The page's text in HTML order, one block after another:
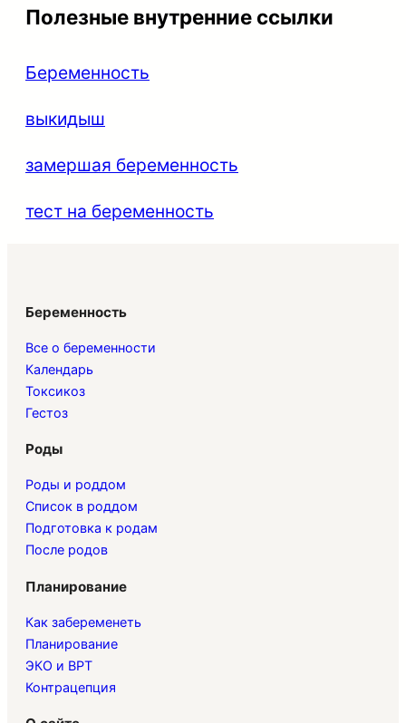
Полезные внутренние ссылки
Беременность
выкидыш
замершая беременность
тест на беременность
Беременность
Все о беременности
Календарь
Токсикоз
Гестоз
Роды
Роды и роддом
Список в роддом
Подготовка к родам
После родов
Планирование
Как забеременеть
Планирование
ЭКО и ВРТ
Контрацепция